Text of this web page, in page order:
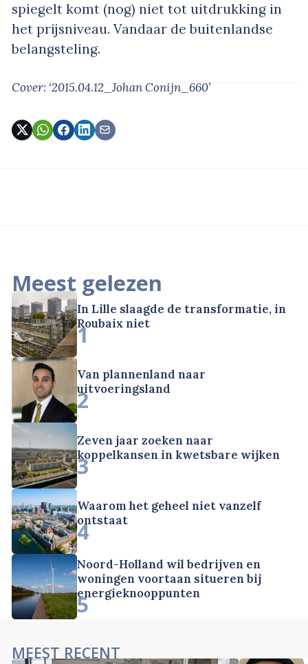
spiegelt komt (nog) niet tot uitdrukking in
het prijsniveau. Vandaar de buitenlandse
belangsteling.
Cover: ‘2015.04.12_Johan Conijn_660’
Meest gelezen
In Lille slaagde de transformatie, in
Roubaix niet
1
Van plannenland naar
uitvoeringsland
2
Zeven jaar zoeken naar
koppelkansen in kwetsbare wijken
3
Waarom het geheel niet vanzelf
ontstaat
4
Noord-Holland wil bedrijven en
woningen voortaan situeren bij
energieknooppunten
5
MEEST RECENT